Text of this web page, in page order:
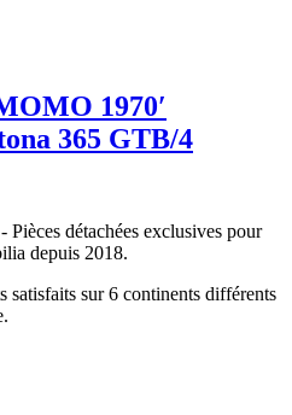
1970′
365 GTB/4
- Pièces détachées exclusives pour
depuis 2018.
satisfaits sur 6 continents différents